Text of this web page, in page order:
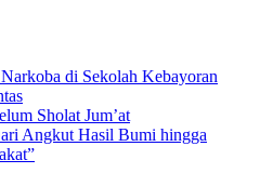
di Sekolah Kebayoran
Sholat Jum’at
Angkut Hasil Bumi hingga